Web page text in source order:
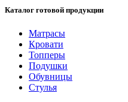
Каталог готовой продукции
Матрасы
Кровати
Топперы
Подушки
Обувницы
Стулья